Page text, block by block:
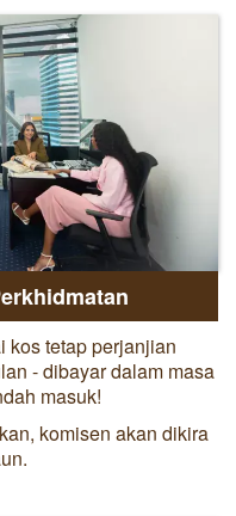
kos tetap perjanjian
- dibayar dalam masa
masuk!
komisen akan dikira